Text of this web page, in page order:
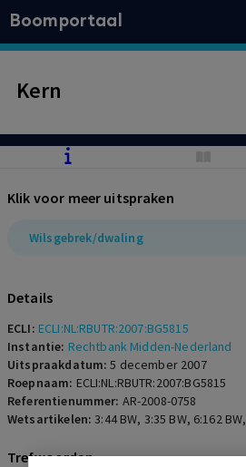
Boomportaal
Kern
Klik voor meer uitspraken
Wilsgebrek/dwaling
Details
ECLI: ECLI:NL:RBUTR:2007:BG5815
Instantie: Rechtbank Midden-Nederland
Uitspraakdatum:5 december 2007
Roepnaam: ECLI:NL:RBUTR:2007:BG5815
Referentienummer: AR-2008-0758
Wetsartikelen:3:44 BW, 3:35 BW, 6:162 BW,
Trefwoorden